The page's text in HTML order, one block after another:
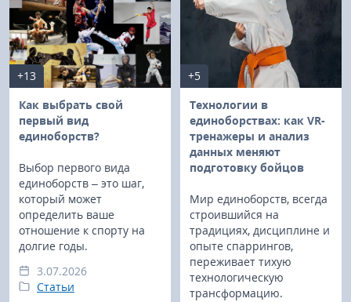
+13
Как выбрать свой
первый вид
единоборств?
Выбор первого вида
единоборств – это шаг,
который может
определить ваше
отношение к спорту на
долгие годы.
3.07.2026
Статьи
+5
Технологии в
единоборствах: как VR-
тренажеры и анализ
данных меняют
подготовку бойцов
Мир единоборств, всегда
строившийся на
традициях, дисциплине и
опыте спаррингов,
переживает тихую
технологическую
трансформацию.
Кикбоксинг и K-1
Бокс
UFC и MMA
Муай тай